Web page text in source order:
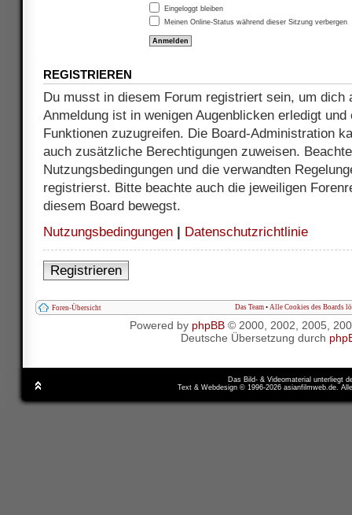
Eingeloggt bleiben
Meinen Online-Status während dieser Sitzung verbergen
REGISTRIEREN
Du musst in diesem Forum registriert sein, um dich
Anmeldung ist in wenigen Augenblicken erledigt
Funktionen zuzugreifen. Die Board-Administration
auch zusätzliche Berechtigungen zuweisen.
Nutzungsbedingungen und die verwandten
registrierst. Bitte beachte auch die jeweiligen
diesem Board bewegst.
Nutzungsbedingungen
Datenschutzrichtlinie
Registrieren
Foren-Übersicht Das Team • Alle Cookies des Boards
Powered by phpBB© 2000, 2002, 2005,
Deutsche Übersetzung durch
Das Bild- & Videomaterial unterliegt
Text & Webdesign © 1996-2026 asianfilmweb.de.